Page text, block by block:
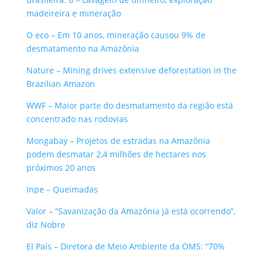
madeireira e mineração
O eco – Em 10 anos, mineração causou 9% de
desmatamento na Amazônia
Nature – Mining drives extensive deforestation in the
Brazilian Amazon
WWF – Maior parte do desmatamento da região está
concentrado nas rodovias
Mongabay – Projetos de estradas na Amazônia
podem desmatar 2,4 milhões de hectares nos
próximos 20 anos
Inpe – Queimadas
Valor – “Savanização da Amazônia já está ocorrendo”,
diz Nobre
El País – Diretora de Meio Ambiente da OMS: “70%